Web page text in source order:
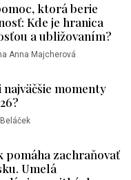
ktorá berie
Kde je hranica
a ubližovaním?
Anna Majcherová
momenty
pomáha zachraňovať
Umelá